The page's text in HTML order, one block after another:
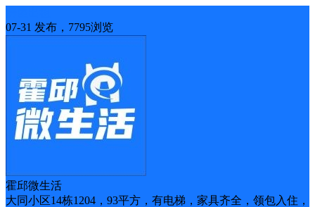
07-31 发布，7795浏览
霍邱微生活
大同小区14栋1204，93平方，有电梯，家具齐全，领包入住，